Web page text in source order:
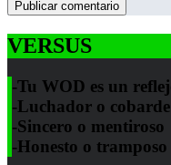
VERSUS
-Tu WOD es un
-Luchador o cobarde
-Sincero o mentiroso
-Honesto o tramposo